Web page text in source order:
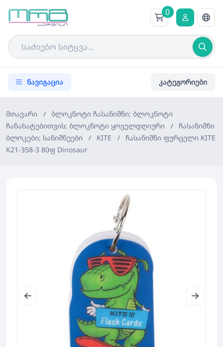
0
ნავიგაცია კატეგორიები
მთავარი /
ბლოკნოტი ჩასანიშნი; ბლოკნოტი
ჩანახატებითვის; ბლოკნოტი ყოველდღიური
/
ჩასანიშნი
ბლოკები; სანიშნეები
/ KITE /
ჩასანიშნი ფურცელი KITE
K21-358-3 80ფ Dinosaur